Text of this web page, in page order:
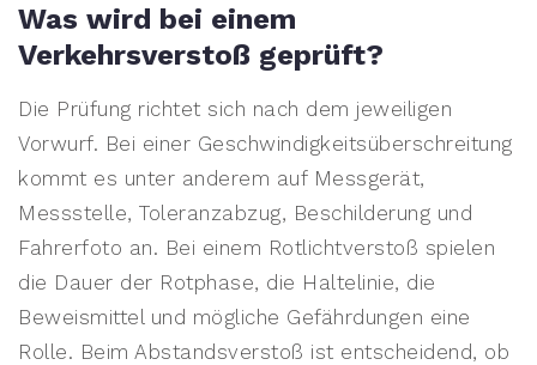
Was wird bei einem
Verkehrsverstoß geprüft?
Die Prüfung richtet sich nach dem jeweiligen
Vorwurf. Bei einer Geschwindigkeitsüberschreitung
kommt es unter anderem auf Messgerät,
Messstelle, Toleranzabzug, Beschilderung und
Fahrerfoto an. Bei einem Rotlichtverstoß spielen
die Dauer der Rotphase, die Haltelinie, die
Beweismittel und mögliche Gefährdungen eine
Rolle. Beim Abstandsverstoß ist entscheidend, ob